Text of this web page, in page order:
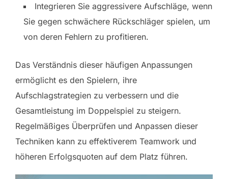
Integrieren Sie aggressivere Aufschläge, wenn
Sie gegen schwächere Rückschläger spielen, um
von deren Fehlern zu profitieren.
Das Verständnis dieser häufigen Anpassungen
ermöglicht es den Spielern, ihre
Aufschlagstrategien zu verbessern und die
Gesamtleistung im Doppelspiel zu steigern.
Regelmäßiges Überprüfen und Anpassen dieser
Techniken kann zu effektiverem Teamwork und
höheren Erfolgsquoten auf dem Platz führen.